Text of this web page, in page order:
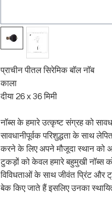
प्राचीन पीतल सिरेमिक बॉल नॉब
काला
दीया 26 x 36 मिमी
नॉब्स के हमारे उत्कृष्ट संग्रह को
सावधानीपूर्वक परिशुद्धता के साथ
करने के लिए अपने मौजूदा स्थान को
टुकड़ों को केवल हमारे बहुमुखी नॉब्स
विविधताओं के साथ जीवंत प्रिंट और
बेक किए जाते हैं इसलिए उनका